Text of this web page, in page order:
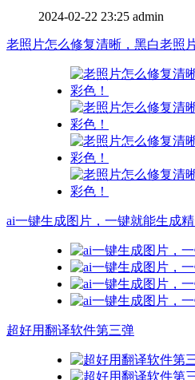
2024-02-22 23:25 admin
老照片怎么修复清晰，黑白老照
ai一键生成图片，一键就能生成精
超好用翻译软件第三弹